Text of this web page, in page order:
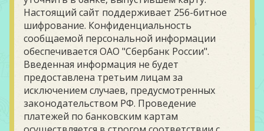
Настоящий сайт поддерживает 256-битное
шифрование. Конфиденциальность
сообщаемой персональной информации
обеспечивается ОАО "Сбербанк России".
Введенная информация не будет
предоставлена третьим лицам за
исключением случаев, предусмотренных
законодательством РФ. Проведение
платежей по банковским картам